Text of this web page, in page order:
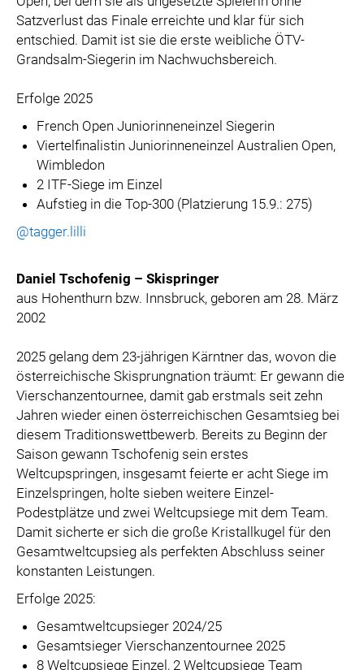
Satzverlust das Finale erreichte und klar für sich
entschied. Damit ist sie die erste weibliche ÖTV-
Grandsalm-Siegerin im Nachwuchsbereich.
Erfolge 2025
French Open Juniorinneneinzel Siegerin
Viertelfinalistin Juniorinneneinzel Australien Open,
Wimbledon
2 ITF-Siege im Einzel
Aufstieg in die Top-300 (Platzierung 15.9.: 275)
@tagger.lilli
Daniel Tschofenig – Skispringer
aus Hohenthurn bzw. Innsbruck, geboren am 28. März
2002
2025 gelang dem 23-jährigen Kärntner das, wovon die
österreichische Skisprungnation träumt: Er gewann die
Vierschanzentournee, damit gab erstmals seit zehn
Jahren wieder einen österreichischen Gesamtsieg bei
diesem Traditionswettbewerb. Bereits zu Beginn der
Saison gewann Tschofenig sein erstes
Weltcupspringen, insgesamt feierte er acht Siege im
Einzelspringen, holte sieben weitere Einzel-
Podestplätze und zwei Weltcupsiege mit dem Team.
Damit sicherte er sich die große Kristallkugel für den
Gesamtweltcupsieg als perfekten Abschluss seiner
konstanten Leistungen.
Erfolge 2025:
Gesamtweltcupsieger 2024/25
Gesamtsieger Vierschanzentournee 2025
8 Weltcupsiege Einzel, 2 Weltcupsiege Team